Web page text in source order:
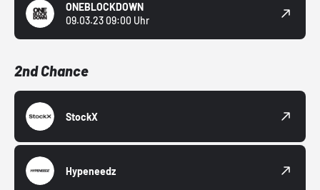
ONEBLOCKDOWN
09.03.23 09:00 Uhr
2nd Chance
StockX
Hypeneedz